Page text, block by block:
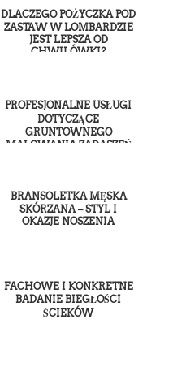
DLACZEGO POŻYCZKA POD
ZASTAW W LOMBARDZIE
JEST LEPSZA OD
CHWILÓWKI?
PROFESJONALNE USŁUGI
DOTYCZĄCE
GRUNTOWNEGO
MALOWANIA ZADASZEŃ
BRANSOLETKA MĘSKA
SKÓRZANA – STYL I
OKAZJE NOSZENIA
FACHOWE I KONKRETNE
BADANIE BIEGŁOŚCI
ŚCIEKÓW